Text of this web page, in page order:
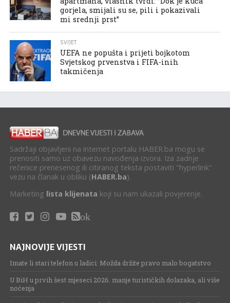
gorjela, smijali su se, pili i pokazivali
mi srednji prst”
SVIJET
UEFA ne popušta i prijeti bojkotom
Svjetskog prvenstva i FIFA-inih
takmičenja
Sadržaji objavljeni na internet portalu HABER.ba mogu se
prenositi samo uz obavezu navođenja izvora. Iza zadnje
rečenice prenesenog ili citiranog teksta postaviti "hyperlink"
vezu na članak u obliku (HABER.ba).
Marketing lista klijenata koji su nam ukazali povjerenje.
ok
NAJNOVIJE VIJESTI
Imate li stari telefon u ladici: Možda držite pravo malo bogatstvo
U BiH u prvih šest mjeseci 2026. manje turističkih dolazaka, ali više
noćenja